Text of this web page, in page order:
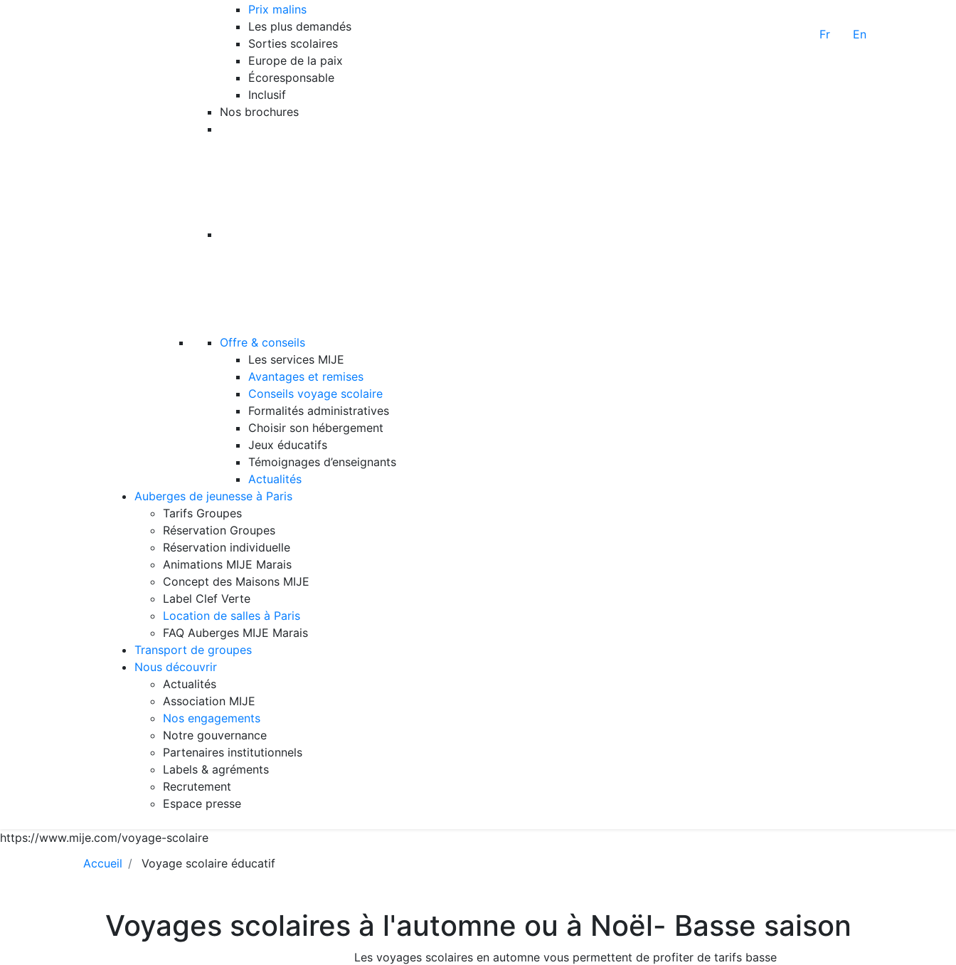
Prix malins
Les plus demandés
Sorties scolaires
Europe de la paix
Écoresponsable
Inclusif
Nos brochures
Offre & conseils
Les services MIJE
Avantages et remises
Conseils voyage scolaire
Formalités administratives
Choisir son hébergement
Jeux éducatifs
Témoignages d’enseignants
Actualités
Auberges de jeunesse à Paris
Tarifs Groupes
Réservation Groupes
Réservation individuelle
Animations MIJE Marais
Concept des Maisons MIJE
Label Clef Verte
Location de salles à Paris
FAQ Auberges MIJE Marais
Transport de groupes
Nous découvrir
Actualités
Association MIJE
Nos engagements
Notre gouvernance
Partenaires institutionnels
Labels & agréments
Recrutement
Espace presse
Fr En
https://www.mije.com/voyage-scolaire
Accueil
Voyage scolaire éducatif
Voyages scolaires à l'automne ou à Noël- Basse saison
Les voyages scolaires en automne vous permettent de profiter de tarifs basse